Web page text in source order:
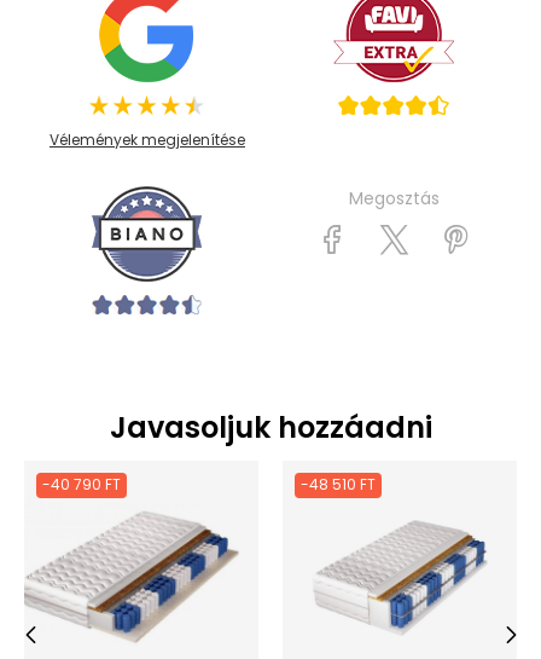
Vélemények megjelenítése
Megosztás
Javasoljuk hozzáadni
-40 790 FT -48 510 FT